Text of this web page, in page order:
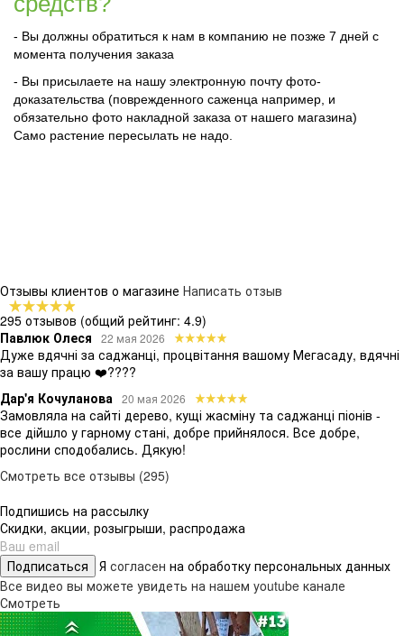
- Вы должны обратиться к нам в компанию не позже 7 дней с
момента получения заказа
- Вы присылаете на нашу электронную почту фото-
доказательства (поврежденного саженца например, и
обязательно фото накладной заказа от нашего магазина)
Само растение пересылать не надо.
Отзывы клиентов о магазине Написать отзыв
295 отзывов (общий рейтинг: 4.9)
Павлюк Олеся
22 мая 2026
Дуже вдячні за саджанці, процвітання вашому Мегасаду, вдячні
за вашу працю ❤️????
Дар'я Кочуланова 20 мая 2026
Замовляла на сайті дерево, кущі жасміну та саджанці піонів -
все дійшло у гарному стані, добре прийнялося. Все добре,
рослини сподобались. Дякую!
Смотреть все отзывы (295)
Подпишись на рассылку
Скидки, акции, розыгрыши, распродажа
Подписаться Я согласен на обработку персональных данных
Все видео вы можете увидеть на нашем youtube канале
Смотреть